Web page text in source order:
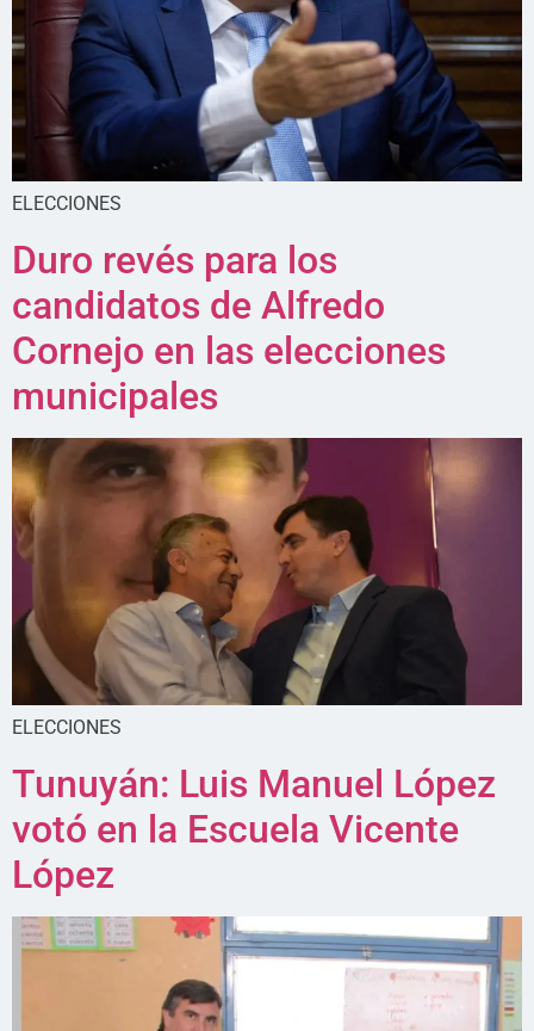
ELECCIONES
Duro revés para los
candidatos de Alfredo
Cornejo en las elecciones
municipales
ELECCIONES
Tunuyán: Luis Manuel López
votó en la Escuela Vicente
López